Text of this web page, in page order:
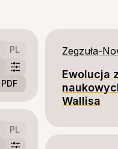
PL
PDF
PL
Zegzuła-
Ewolucja
Wallisa